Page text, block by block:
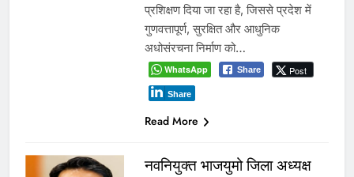
प्रशिक्षण दिया जा रहा है, जिससे प्रदेश में
गुणवत्तापूर्ण, सुरक्षित और आधुनिक
अधोसंरचना निर्माण को…
WhatsApp Share Post
Share
Read More
नवनियुक्त भाजयुमो जिला अध्यक्ष